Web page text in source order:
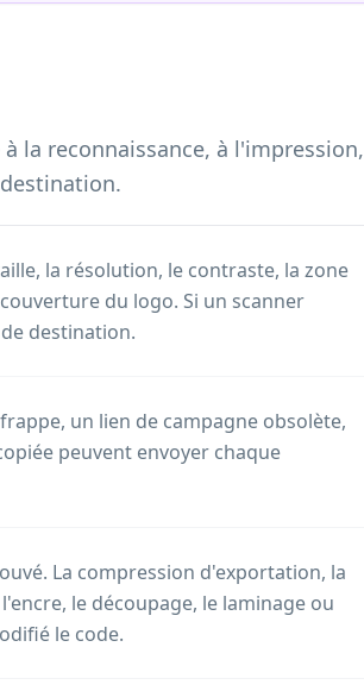
la reconnaissance, à l'impression,
la résolution, le contraste, la zone
du logo. Si un scanner
destination.
un lien de campagne obsolète,
peuvent envoyer chaque
La compression d'exportation, la
le découpage, le laminage ou
le code.